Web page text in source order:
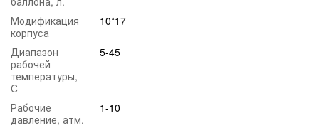
водоочищення.
Модификация
корпуса
10*17
Диапазон
рабочей
температуры,
C
5-45
Рабочие
давление, атм.
1-10